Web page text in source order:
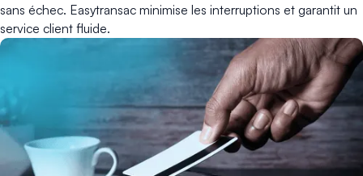
sans échec. Easytransac minimise les interruptions et garantit un
service client fluide.